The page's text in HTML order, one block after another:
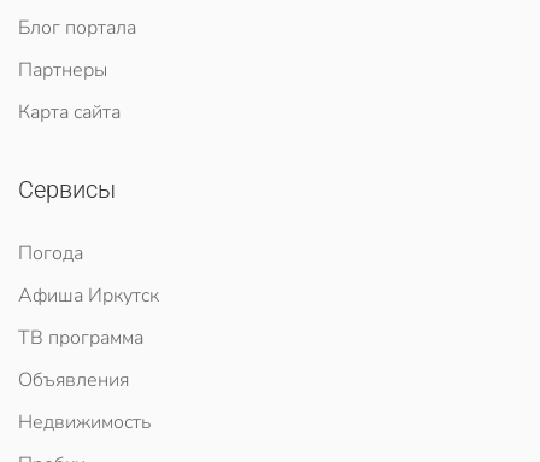
Блог портала
Партнеры
Карта сайта
Сервисы
Погода
Афиша Иркутск
ТВ программа
Объявления
Недвижимость